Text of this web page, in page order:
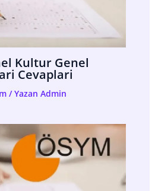
Kultur Genel
Cevaplari
/ Yazan Admin